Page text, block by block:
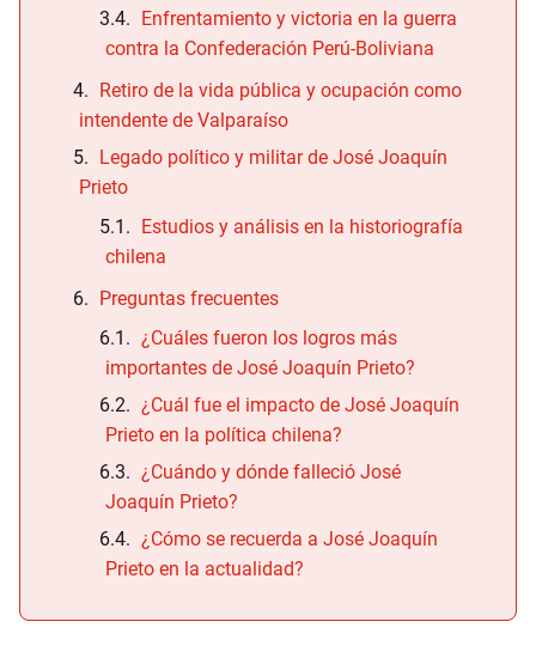
Enfrentamiento y victoria en la guerra
contra la Confederación Perú-Boliviana
Retiro de la vida pública y ocupación como
intendente de Valparaíso
Legado político y militar de José Joaquín
Prieto
Estudios y análisis en la historiografía
chilena
Preguntas frecuentes
¿Cuáles fueron los logros más
importantes de José Joaquín Prieto?
¿Cuál fue el impacto de José Joaquín
Prieto en la política chilena?
¿Cuándo y dónde falleció José
Joaquín Prieto?
¿Cómo se recuerda a José Joaquín
Prieto en la actualidad?